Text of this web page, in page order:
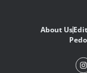
About Us